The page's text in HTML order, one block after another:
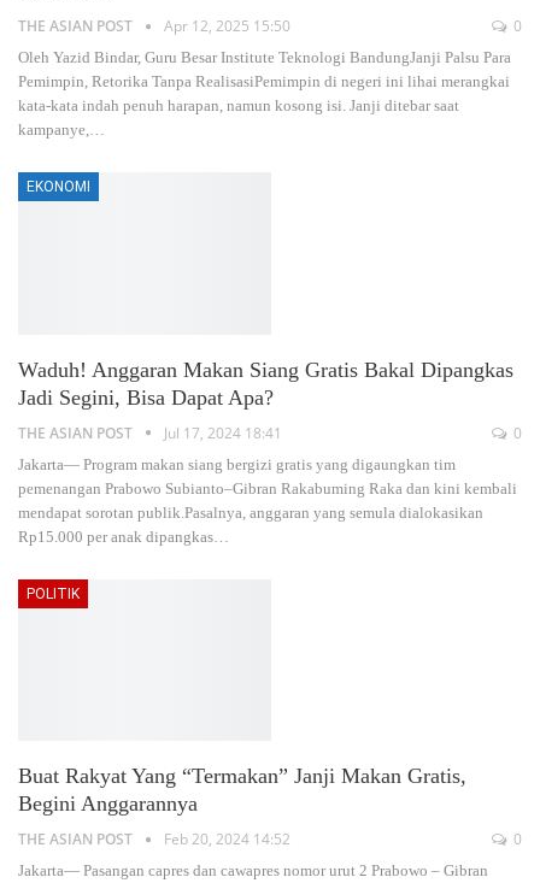
THE ASIAN POST Apr 12, 2025 15:50 0
Oleh Yazid Bindar, Guru Besar Institute Teknologi BandungJanji Palsu Para
Pemimpin, Retorika Tanpa RealisasiPemimpin di negeri ini lihai merangkai
kata-kata indah penuh harapan, namun kosong isi. Janji ditebar saat
kampanye,…
EKONOMI
Waduh! Anggaran Makan Siang Gratis Bakal Dipangkas
Jadi Segini, Bisa Dapat Apa?
THE ASIAN POST Jul 17, 2024 18:41 0
Jakarta— Program makan siang bergizi gratis yang digaungkan tim
pemenangan Prabowo Subianto–Gibran Rakabuming Raka dan kini kembali
mendapat sorotan publik.Pasalnya, anggaran yang semula dialokasikan
Rp15.000 per anak dipangkas
POLITIK
Buat Rakyat Yang “Termakan” Janji Makan Gratis,
Begini Anggarannya
THE ASIAN POST Feb 20, 2024 14:52 0
Jakarta— Pasangan capres dan cawapres nomor urut 2 Prabowo – Gibran